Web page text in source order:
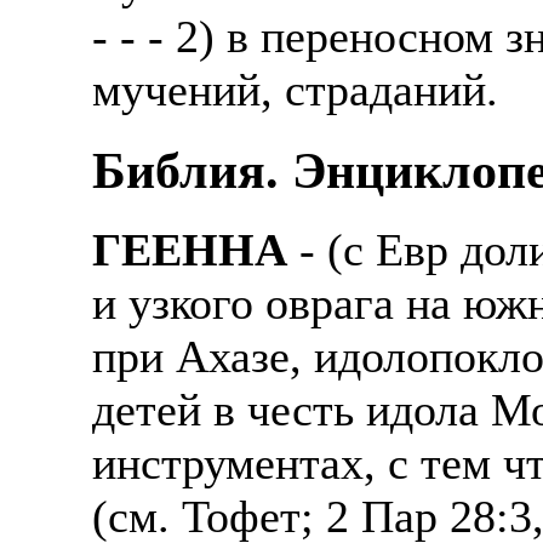
- - - 2) в переносном
мучений, страданий.
Библия.
ГЕЕННА- (с Евр
и узкого оврага на
при Ахазе,
детей в честь идола
инструментах, с тем
(см. Тофет; 2 Пар